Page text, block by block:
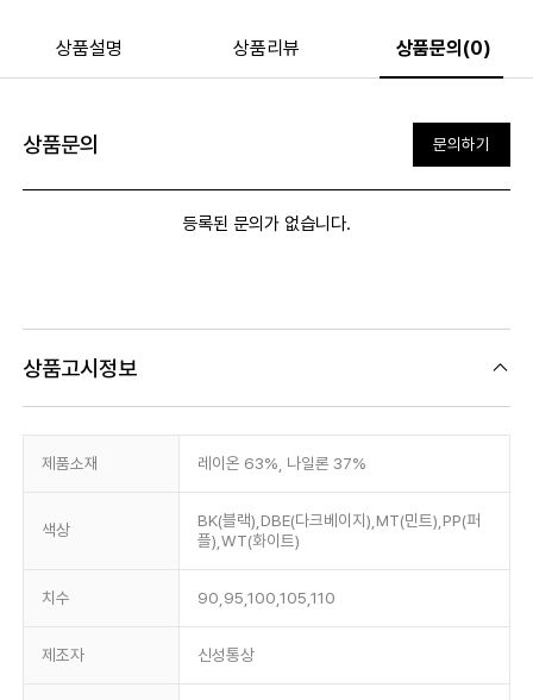
상품설명 상품리뷰 상품문의(0)
상품문의 문의하기
등록된 문의가 없습니다.
상품고시정보
제품소재 레이온 63%, 나일론 37%
색상
BK(블랙),DBE(다크베이지),MT(민트),PP(퍼
플),WT(화이트)
치수 90,95,100,105,110
제조자 신성통상